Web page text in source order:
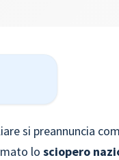
si preannuncia
losciopero